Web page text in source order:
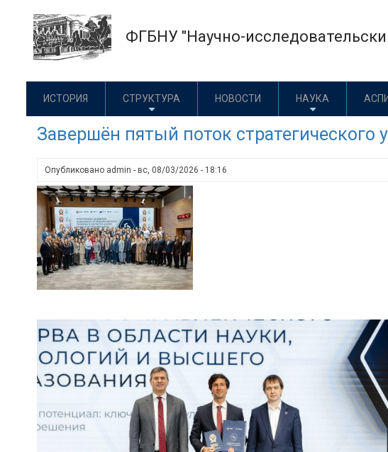
основному
содержанию
ФГБНУ "Научно-
ИСТОРИЯ СТРУКТУРА НОВОСТИ НАУКА
Завершён пятый поток стратегического
Опубликовано admin - вс, 08/03/2026 - 18:16